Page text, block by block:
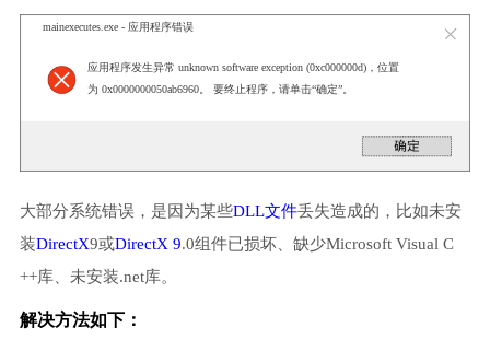
mainexecutes.exe - 应用程序错误
应用程序发生异常 unknown software exception (0xc000000d)，位置
为 0x0000000050ab6960。 要终止程序，请单击“确定”。
大部分系统错误，是因为某些DLL文件丢失造成的，比如未安
装DirectX9或DirectX 9.0组件已损坏、缺少Microsoft Visual C
++库、未安装.net库。
解决方法如下：